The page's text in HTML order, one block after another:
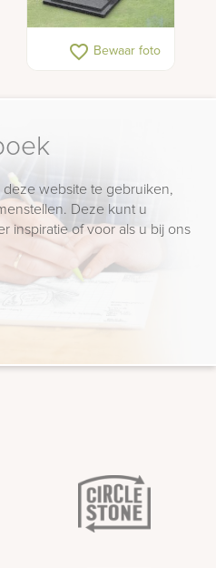
favorite_border Bewaar foto
website te gebruiken,
Deze kunt u
inspiratie of voor als u bij ons